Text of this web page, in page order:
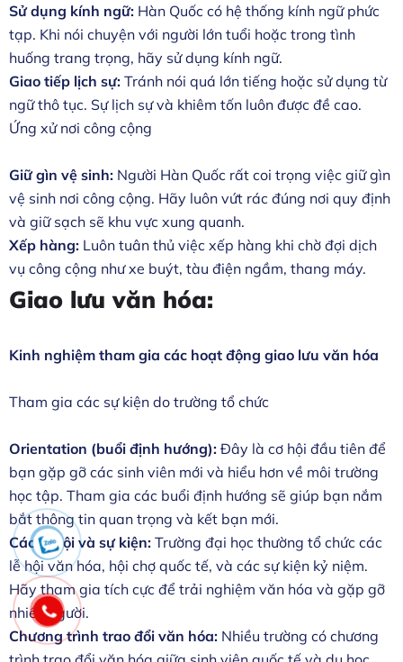
Sử dụng kính ngữ: Hàn Quốc có hệ thống kính ngữ phức
tạp. Khi nói chuyện với người lớn tuổi hoặc trong tình
huống trang trọng, hãy sử dụng kính ngữ.
Giao tiếp lịch sự: Tránh nói quá lớn tiếng hoặc sử dụng từ
ngữ thô tục. Sự lịch sự và khiêm tốn luôn được đề cao.
Ứng xử nơi công cộng
Giữ gìn vệ sinh: Người Hàn Quốc rất coi trọng việc giữ gìn
vệ sinh nơi công cộng. Hãy luôn vứt rác đúng nơi quy định
và giữ sạch sẽ khu vực xung quanh.
Xếp hàng: Luôn tuân thủ việc xếp hàng khi chờ đợi dịch
vụ công cộng như xe buýt, tàu điện ngầm, thang máy.
Giao lưu văn hóa:
Kinh nghiệm tham gia các hoạt động giao lưu văn hóa
Tham gia các sự kiện do trường tổ chức
Orientation (buổi định hướng): Đây là cơ hội đầu tiên để
bạn gặp gỡ các sinh viên mới và hiểu hơn về môi trường
học tập. Tham gia các buổi định hướng sẽ giúp bạn nắm
bắt thông tin quan trọng và kết bạn mới.
Các lễ hội và sự kiện: Trường đại học thường tổ chức các
lễ hội văn hóa, hội chợ quốc tế, và các sự kiện kỷ niệm.
Hãy tham gia tích cực để trải nghiệm văn hóa và gặp gỡ
nhiều người.
Chương trình trao đổi văn hóa: Nhiều trường có chương